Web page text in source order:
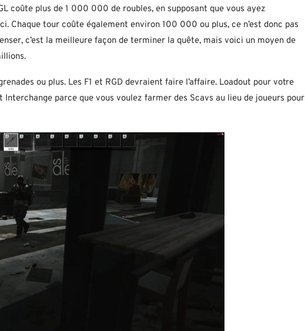
coûte plus de 1 000 000 de roubles, en supposant que vous ayez
Chaque tour coûte également environ 100 000 ou plus, ce n’est donc pas
c’est la meilleure façon de terminer la quête, mais voici un moyen de
ou plus. Les F1 et RGD devraient faire l’affaire. Loadout pour votre
parce que vous voulez farmer des Scavs au lieu de joueurs pour